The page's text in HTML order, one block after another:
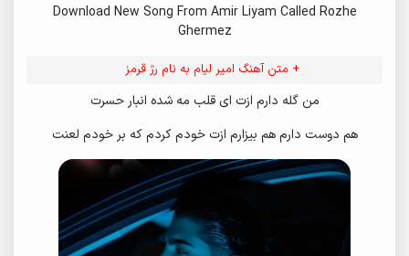
Download New Song From Amir Liyam Called Rozhe
Ghermez
+ متن آهنگ امیر لیام به نام رژ قرمز
من گله دارم ازت ای قلب مه شده انبار حسرت
هم دوست دارم هم بیزارم ازت خودم کردم که بر خودم لعنت